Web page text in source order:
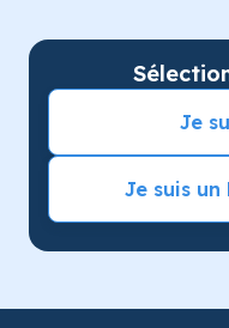
Je
Je suis un